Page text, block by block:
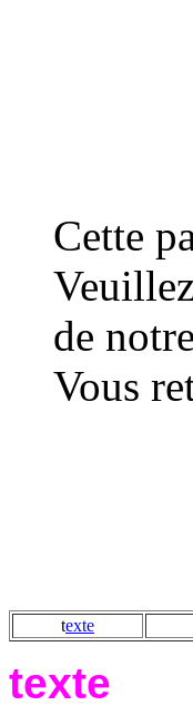
Cette
de
Vous
texte
texte